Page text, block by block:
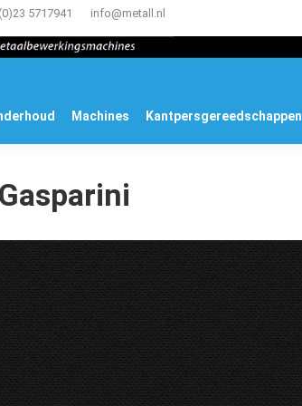
5717941 info@metall.nl
Machines Kantpersgereedschappen
Gasparini